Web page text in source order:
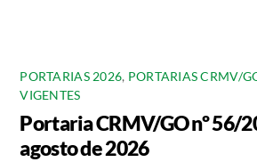
PORTARIAS 2026, PORTARIAS CRMV/
VIGENTES
Portaria CRMV/GO nº 56/
agosto de 2026